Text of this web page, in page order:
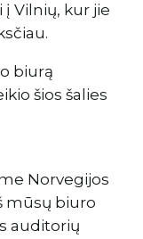
Vilnių, kur jie
biurą
šios šalies
Norvegijos
mūsų biuro
auditorių